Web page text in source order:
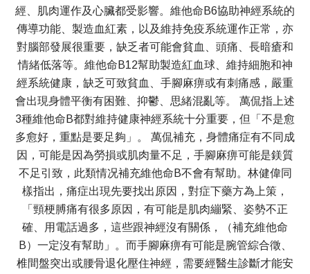
經、肌肉運作及心臟都受影響。維他命B6協助神經系統的
傳導功能、製造血紅素，以及維持免疫系統運作正常，亦
對腦部發展很重要，缺乏者可能會貧血、頭痛、長暗瘡和
情緒低落等。維他命B12幫助製造紅血球、維持細胞和神
經系統健康，缺乏可致貧血、手腳麻痹或有刺痛感，嚴重
會出現身體平衡有困難、抑鬱、思緒混亂等。 萬侃指上述
3種維他命B都對維持健康神經系統十分重要，但「不是愈
多愈好，重點是要足夠」。 萬侃補充，身體痛症有不同成
因，可能是因為勞損或肌肉量不足，手腳麻痹可能是鎂質
不足引致，此類情况補充維他命B不會有幫助。林健偉同
樣指出，痛症出現先要找出原因，對症下藥方為上策，
「頸梗膊痛有很多原因，有可能是肌肉繃緊、姿勢不正
確、用電話過多，這些跟神經沒有關係，（補充維他命
B）一定沒有幫助」。而手腳麻痹有可能是腕管綜合徵、
椎間盤突出或腰骨退化壓住神經，需要經醫生診斷才能安